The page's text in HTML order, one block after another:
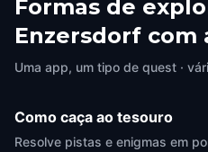
Kochatelier Sankt Gabriel
Maria Enzersdorf,Austria
Formas de
Enzersdorf com
Uma app, um tipo de quest ·
Como caça ao tesouro
Resolve pistas e enigmas em